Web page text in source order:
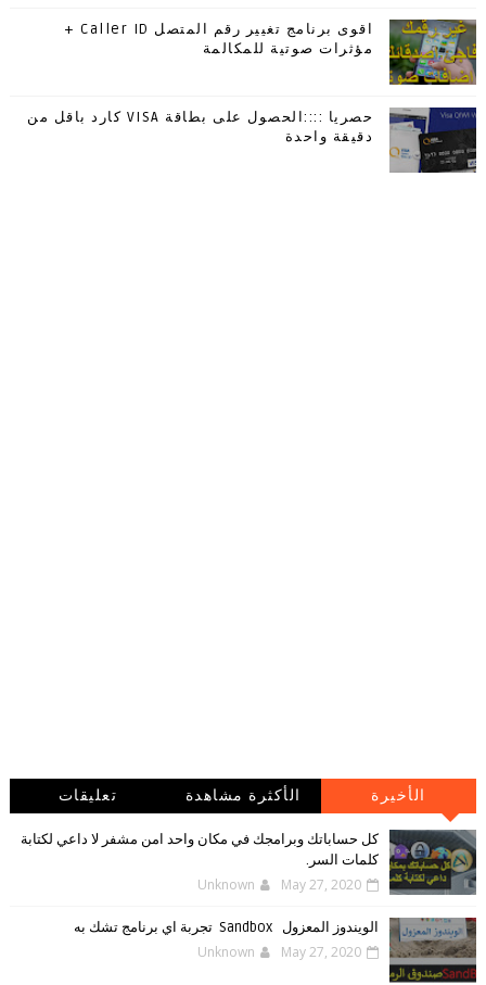
اقوى برنامج تغيير رقم المتصل Caller ID +
مؤثرات صوتية للمكالمة
حصريا ::::الحصول على بطاقة VISA كارد باقل من
دقيقة واحدة
الأخيرة الأكثرة مشاهدة تعليقات
كل حساباتك وبرامجك في مكان واحد امن مشفر لا داعي لكتابة
كلمات السر.
Unknown May 27, 2020
الويندوز ‏المعزول ‏Sandbox ‎ ‎ ‏ ‏تجربة ‏اي ‏برنامج ‏تشك ‏به
Unknown May 27, 2020